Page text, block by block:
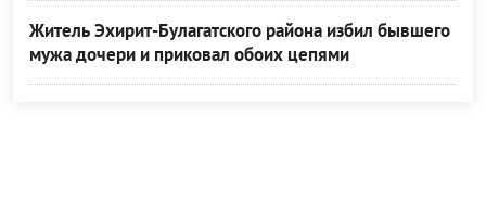
Житель Эхирит-Булагатского района избил бывшего
мужа дочери и приковал обоих цепями